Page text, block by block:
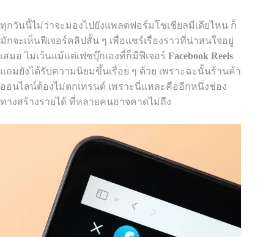
ทุกวันนี้ไม่ว่าจะมองไปยังแพลตฟอร์มโซเชียลมีเดียไหน ก็
มักจะเห็นฟีเจอร์คลิปสั้น ๆ เพื่อแชร์เรื่องราวที่น่าสนใจอยู่
เสมอ ไม่เว้นแม้แต่เฟซบุ๊กเองที่ก็มีฟีเจอร์ Facebook Reels
แถมยังได้รับความนิยมขึ้นเรื่อย ๆ ด้วย เพราะฉะนั้นร้านค้า
ออนไลน์ต้องไม่ตกเทรนด์ เพราะนี่แหละคืออีกหนึ่งช่อง
ทางสร้างรายได้ ที่หลายคนอาจคาดไม่ถึง